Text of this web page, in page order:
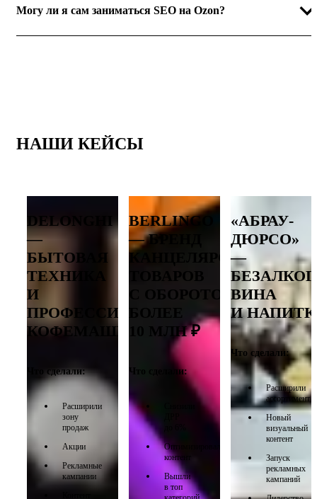
Могу ли я сам заниматься SEO на Ozon?
НАШИ КЕЙСЫ
DELONGHI
—
БЫТОВАЯ
ТЕХНИКА
И
ПРОФЕССИОНАЛЬНЫЕ
КОФЕМАШИНЫ
Что сделали:
Расширили
зону
продаж
Акции
Рекламные
кампании
BERLINGO
— БРЕНД
КАНЦЕЛЯРСКИХ
С ОБОРОТОМ
10 МЛН ₽
Что сделали:
Оптимизировали
контент
Вышли
в топ
«АБРАУ-
ДЮРСО»
—
ВИНА
И
Что сделали:
Расширили
ассортимент
Новый
визуальный
контент
Запуск
рекламных
кампаний